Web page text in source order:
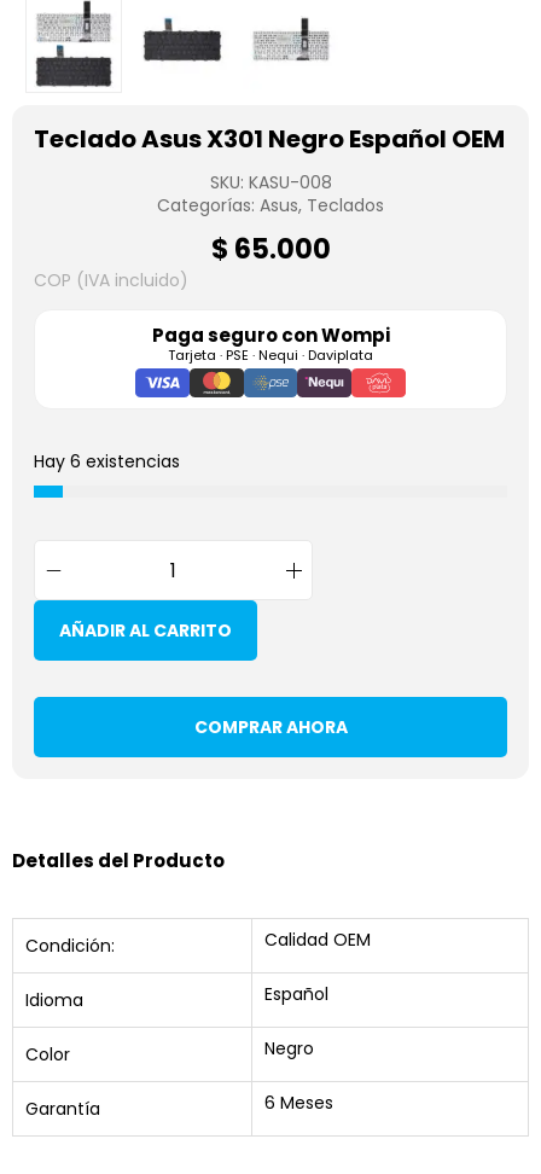
Teclado Asus X301 Negro Español OEM
SKU: KASU-008
Categorías: Asus, Teclados
$ 65.000
COP (IVA incluido)
Paga seguro conWompi
Tarjeta · PSE · Nequi · Daviplata
Hay 6 existencias
AÑADIR AL CARRITO
COMPRAR AHORA
Detalles del Producto
Condición: Calidad OEM
Idioma Español
Color Negro
Garantía 6 Meses